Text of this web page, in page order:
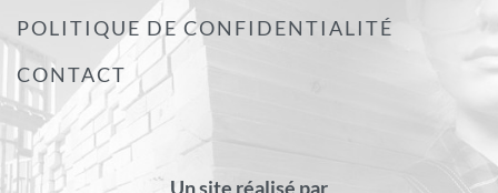
POLITIQUE DE CONFIDENTIALITÉ
CONTACT
Un site réalisé par